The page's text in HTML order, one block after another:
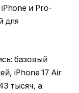
и Pro-
для
базовый
iPhone 17 Air
тысяч, а